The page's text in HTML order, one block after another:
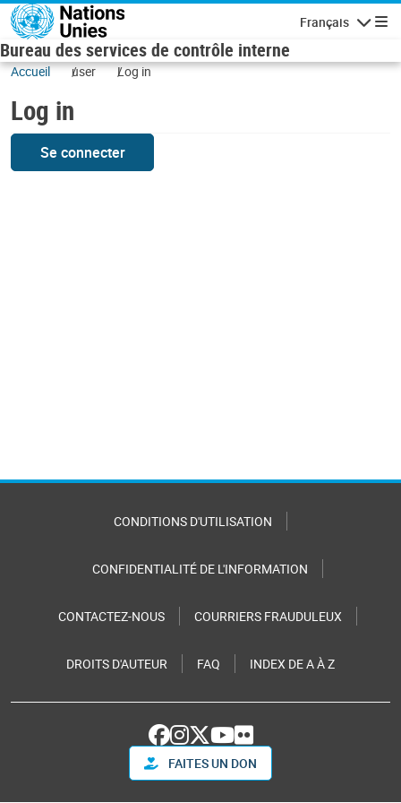
Skip to main content
Français
Bureau des services de contrôle interne
Accueil user Log in
Log in
Se connecter
CONDITIONS D'UTILISATION
CONFIDENTIALITÉ DE L'INFORMATION
CONTACTEZ-NOUS COURRIERS FRAUDULEUX
DROITS D'AUTEUR FAQ INDEX DE A À Z
FAITES UN DON